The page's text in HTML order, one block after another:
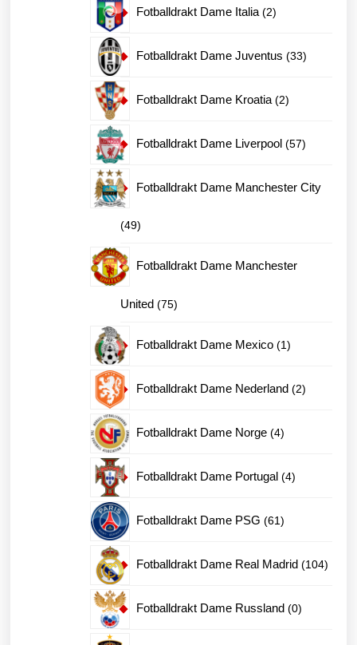
Fotballdrakt Dame Italia 22
Fotballdrakt Dame Juventus 3333
Fotballdrakt Dame Kroatia 22
Fotballdrakt Dame Liverpool 5757
Fotballdrakt Dame Manchester City
4949
produkter
Fotballdrakt Dame Manchester
United 7575
Fotballdrakt Dame Mexico 11
Fotballdrakt Dame Nederland 22
Fotballdrakt Dame Norge 44
Fotballdrakt Dame Portugal 44
Fotballdrakt Dame PSG 6161
Fotballdrakt Dame Real Madrid 104104
Fotballdrakt Dame Russland 00